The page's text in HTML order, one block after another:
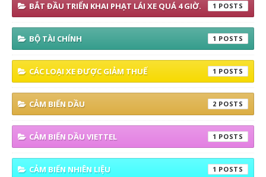
BẮT ĐẦU TRIỂN KHAI PHẠT LÁI XE QUÁ 4 GIỜ. 1
BỘ TÀI CHÍNH 1
CÁC LOẠI XE ĐƯỢC GIẢM THUẾ 1
CẢM BIẾN DẦU 2
CẢM BIẾN DẦU VIETTEL 1
CẢM BIẾN NHIÊN LIỆU 1